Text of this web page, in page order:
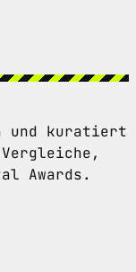
und kuratiert
Awards.